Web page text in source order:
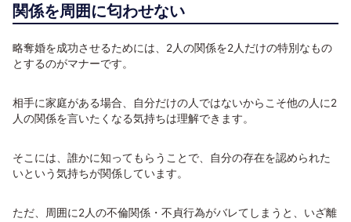
関係を周囲に匂わせない
略奪婚を成功させるためには、2人の関係を2人だけの特別なもの
とするのがマナーです。
相手に家庭がある場合、自分だけの人ではないからこそ他の人に2
人の関係を言いたくなる気持ちは理解できます。
そこには、誰かに知ってもらうことで、自分の存在を認められた
いという気持ちが関係しています。
ただ、周囲に2人の不倫関係・不貞行為がバレてしまうと、いざ離